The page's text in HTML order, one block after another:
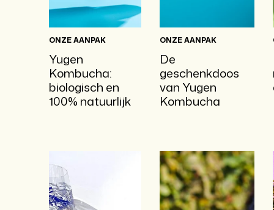
ONZE AANPAK
Yugen
Kombucha:
biologisch en
100% natuurlijk
ONZE AANPAK
De
geschenkdoos
van Yugen
Kombucha